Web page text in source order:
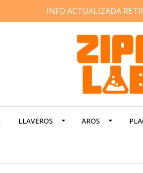
INFO ACTUALIZADA
LLAVEROS AROS